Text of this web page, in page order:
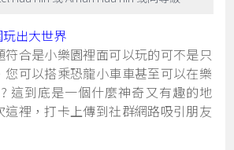
出大世界
合是小樂園裡面可以玩的可不是只
您可以搭乘恐龍小車車甚至可以在樂
這到底是一個什麼神奇又有趣的地
這裡，打卡上傳到社群網路吸引朋友